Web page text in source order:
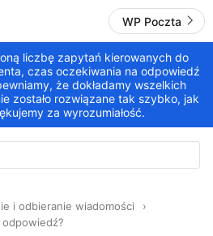
WP Poczta
liczbę zapytań kierowanych do
czas oczekiwania na odpowiedź
że dokładamy wszelkich
zostało rozwiązane tak szybko, jak
za wyrozumiałość.
i odbieranie wiadomości